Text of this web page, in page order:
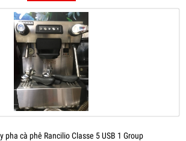
pha cà phê Rancilio Classe 5 USB 1 Group